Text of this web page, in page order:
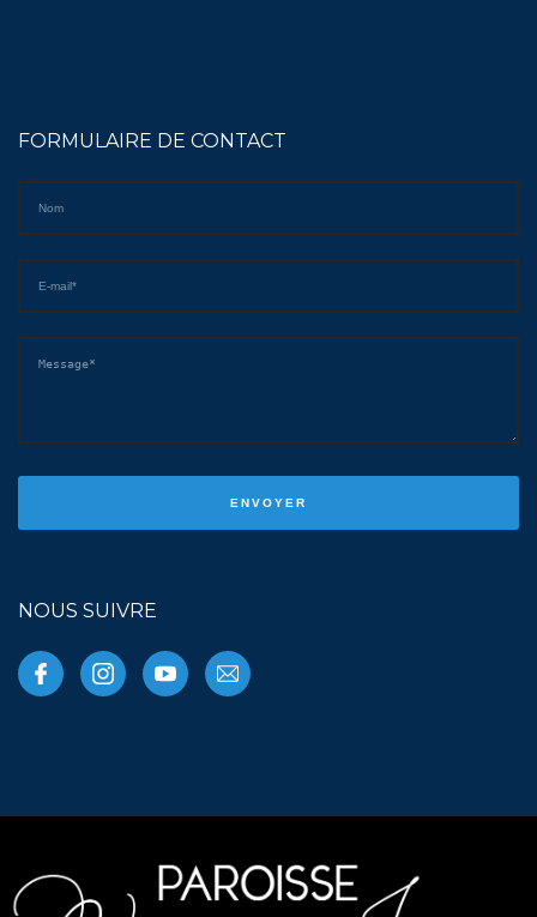
FORMULAIRE DE CONTACT
NOUS SUIVRE